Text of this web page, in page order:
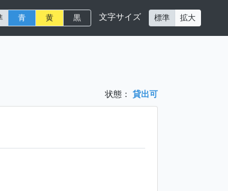
青 黄 黒 文字サイズ 標準 拡大
状態： 貸出可